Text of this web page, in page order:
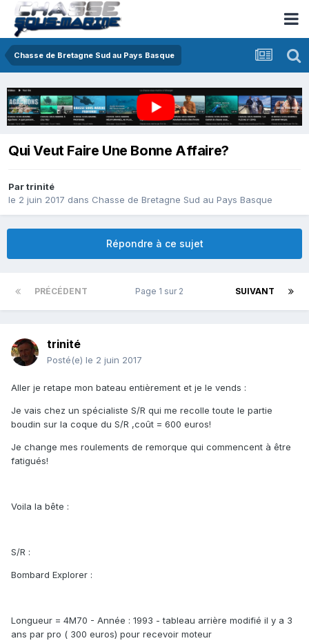
Chasse de Bretagne Sud au Pays Basque
Qui Veut Faire Une Bonne Affaire?
Partrinité
le 2 juin 2017 dans Chasse de Bretagne Sud au Pays Basque
Répondre à ce sujet
PRÉCÉDENT SUIVANT
Page 1 sur 2
trinité
Posté(e) le 2 juin 2017
Aller je retape mon bateau entièrement et je le vends :
Je vais chez un spécialiste S/R qui me recolle toute le partie
boudin sur la coque du S/R ,coût = 600 euros!
Je change mes roulements de remorque qui commencent à être
fatigués!
Voila la bête :
S/R :
Bombard Explorer :
Longueur = 4M70 - Année : 1993 - tableau arrière modifié il y a 3
ans par pro ( 300 euros) pour recevoir moteur